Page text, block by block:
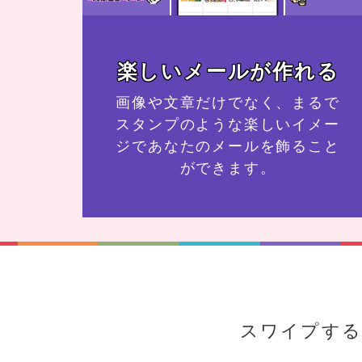
楽しいメールが作れる
画像や文章だけでなく、まるで
スタンプのような楽しいイメー
ジであなたのメールを飾ること
ができます。
スワイプす